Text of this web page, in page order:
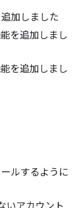
加しました
を追加しまし
を追加しまし
ルするように
いアカウント